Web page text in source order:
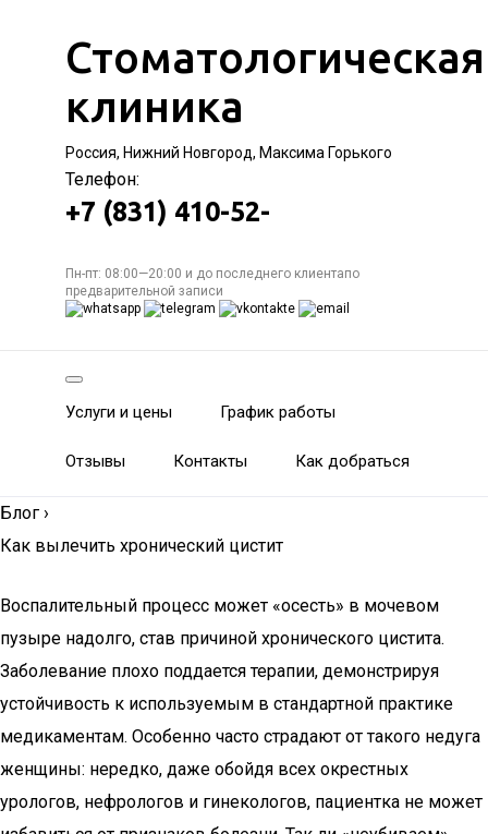
Стоматологическая
клиника
Россия, Нижний Новгород, Максима Горького
Телефон:
+7 (831) 410-52-
Пн-пт: 08:00—20:00 и до последнего клиентапо
предварительной записи
Услуги и цены График работы
Отзывы Контакты Как добраться
Блог ›
Как вылечить хронический цистит
Воспалительный процесс может «осесть» в мочевом
пузыре надолго, став причиной хронического цистита.
Заболевание плохо поддается терапии, демонстрируя
устойчивость к используемым в стандартной практике
медикаментам. Особенно часто страдают от такого недуга
женщины: нередко, даже обойдя всех окрестных
урологов, нефрологов и гинекологов, пациентка не может